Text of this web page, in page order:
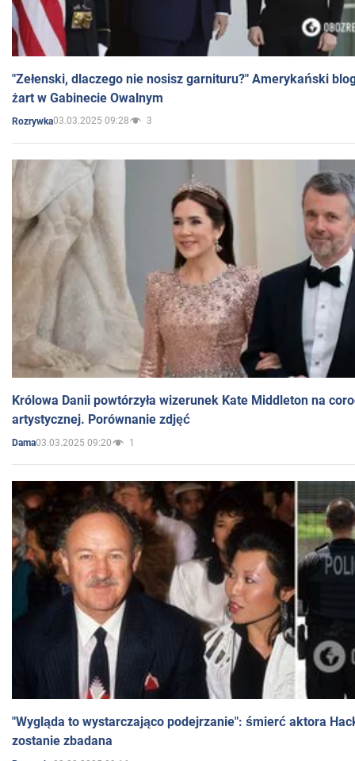
"Zełenski, dlaczego nie nosisz garnituru?" Amerykański
żart w Gabinecie Owalnym
Rozrywka03.03.2025 09:28 3
Królowa Danii powtórzyła wizerunek Kate Middleton na
artystycznej. Porównanie zdjęć
Dama03.03.2025 09:20 1
"Wygląda to wystarczająco podejrzanie": śmierć aktora
zostanie zbadana